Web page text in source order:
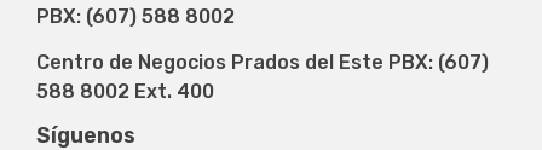
PBX: (607) 588 8002
Centro de Negocios Prados del Este PBX: (607)
588 8002 Ext. 400
Síguenos